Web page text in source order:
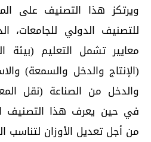
ويرتكز هذا التصنيف على
للتصنيف الدولي
معايير تشمل التعليم (بيئة
(الإنتاج والدخل والسمعة)
والدخل من الصناعة (نقل
في حين يعرف هذا التصنيف
من أجل تعديل الأوزان لتناسب